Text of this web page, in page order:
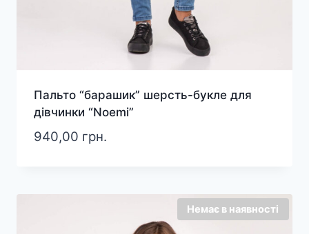
Пальто “барашик” шерсть-букле для
дівчинки “Noemi”
940,00 грн.
Немає в наявності